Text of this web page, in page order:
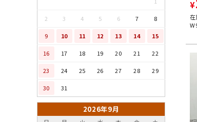
2 3 4 5 6 7 8
9 10 11 12 13 14 15
16 17 18 19 20 21 22
23 24 25 26 27 28 29
30 31
2026年9月
¥
在